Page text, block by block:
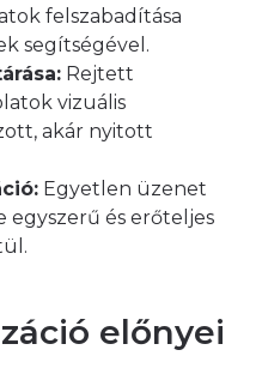
felszabadítása
segítségével.
Rejtett
vizuális
akár nyitott
Egyetlen üzenet
egyszerű és erőteljes
előnyei